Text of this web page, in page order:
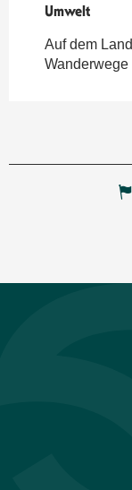
Umwelt
Umwelt
Auf dem Land
Wanderwege